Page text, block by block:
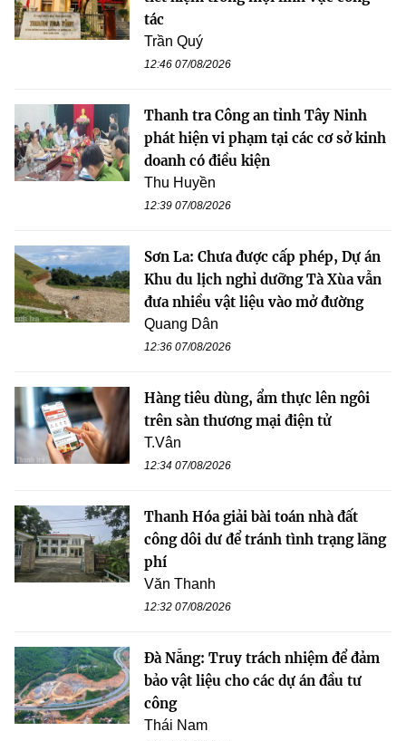
tác
Trần Quý
12:46 07/08/2026
Thanh tra Công an tỉnh Tây Ninh
phát hiện vi phạm tại các cơ sở kinh
doanh có điều kiện
Thu Huyền
12:39 07/08/2026
Sơn La: Chưa được cấp phép, Dự án
Khu du lịch nghỉ dưỡng Tà Xùa vẫn
đưa nhiều vật liệu vào mở đường
Quang Dân
12:36 07/08/2026
Hàng tiêu dùng, ẩm thực lên ngôi
trên sàn thương mại điện tử
T.Vân
12:34 07/08/2026
Thanh Hóa giải bài toán nhà đất
công dôi dư để tránh tình trạng lãng
phí
Văn Thanh
12:32 07/08/2026
Đà Nẵng: Truy trách nhiệm để đảm
bảo vật liệu cho các dự án đầu tư
công
Thái Nam